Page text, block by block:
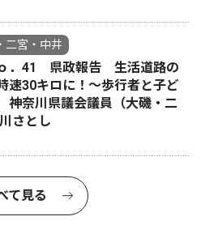
二宮・中井
．41 県政報告 生活道路の
速30キロに！〜歩行者と子ど
奈川県議会議員（大磯・二
さとし
て見る